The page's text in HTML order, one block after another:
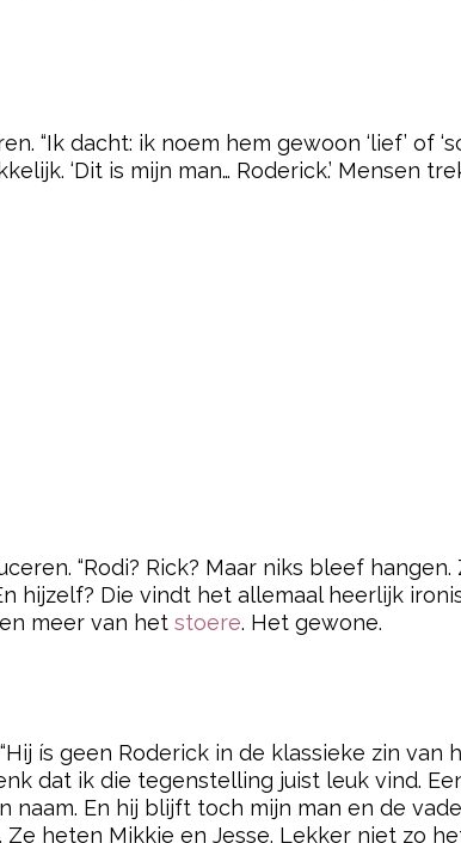
“Ik dacht: ik noem hem gewoon ‘lief’ of
‘Dit is mijn man… Roderick.’ Mensen
“Rodi? Rick? Maar niks bleef
hijzelf? Die vindt het allemaal heerlijk
meer van het stoere. Het gewone.
ís geen Roderick in de klassieke zin van
dat ik die tegenstelling juist leuk vind.
naam. En hij blijft toch mijn man en de
heten Mikkie en Jesse. Lekker niet zo